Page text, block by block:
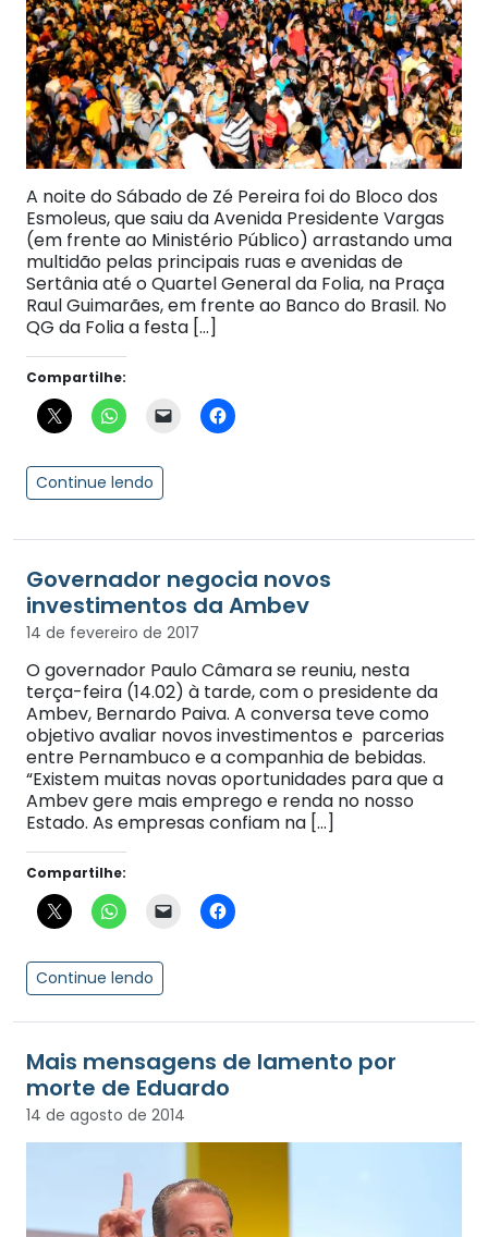
A noite do Sábado de Zé Pereira foi do Bloco dos
Esmoleus, que saiu da Avenida Presidente Vargas
(em frente ao Ministério Público) arrastando uma
multidão pelas principais ruas e avenidas de
Sertânia até o Quartel General da Folia, na Praça
Raul Guimarães, em frente ao Banco do Brasil. No
QG da Folia a festa […]
Compartilhe:
Continue lendo
Governador negocia novos
investimentos da Ambev
14 de fevereiro de 2017
O governador Paulo Câmara se reuniu, nesta
terça-feira (14.02) à tarde, com o presidente da
Ambev, Bernardo Paiva. A conversa teve como
objetivo avaliar novos investimentos e parcerias
entre Pernambuco e a companhia de bebidas.
“Existem muitas novas oportunidades para que a
Ambev gere mais emprego e renda no nosso
Estado. As empresas confiam na […]
Compartilhe:
Continue lendo
Mais mensagens de lamento por
morte de Eduardo
14 de agosto de 2014